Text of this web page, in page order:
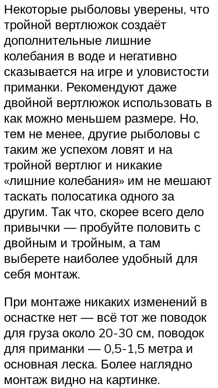
Некоторые рыболовы уверены, что
тройной вертлюжок создаёт
дополнительные лишние
колебания в воде и негативно
сказывается на игре и уловистости
приманки. Рекомендуют даже
двойной вертлюжок использовать в
как можно меньшем размере. Но,
тем не менее, другие рыболовы с
таким же успехом ловят и на
тройной вертлюг и никакие
«лишние колебания» им не мешают
таскать полосатика одного за
другим. Так что, скорее всего дело
привычки — пробуйте половить с
двойным и тройным, а там
выберете наиболее удобный для
себя монтаж.
При монтаже никаких изменений в
оснастке нет — всё тот же поводок
для груза около 20-30 см, поводок
для приманки — 0,5-1,5 метра и
основная леска. Более наглядно
монтаж видно на картинке.